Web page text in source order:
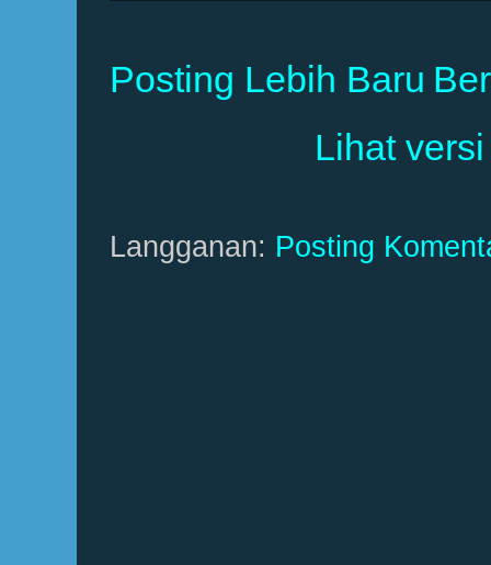
Posting Lebih Baru
Lihat
Langganan: Posting